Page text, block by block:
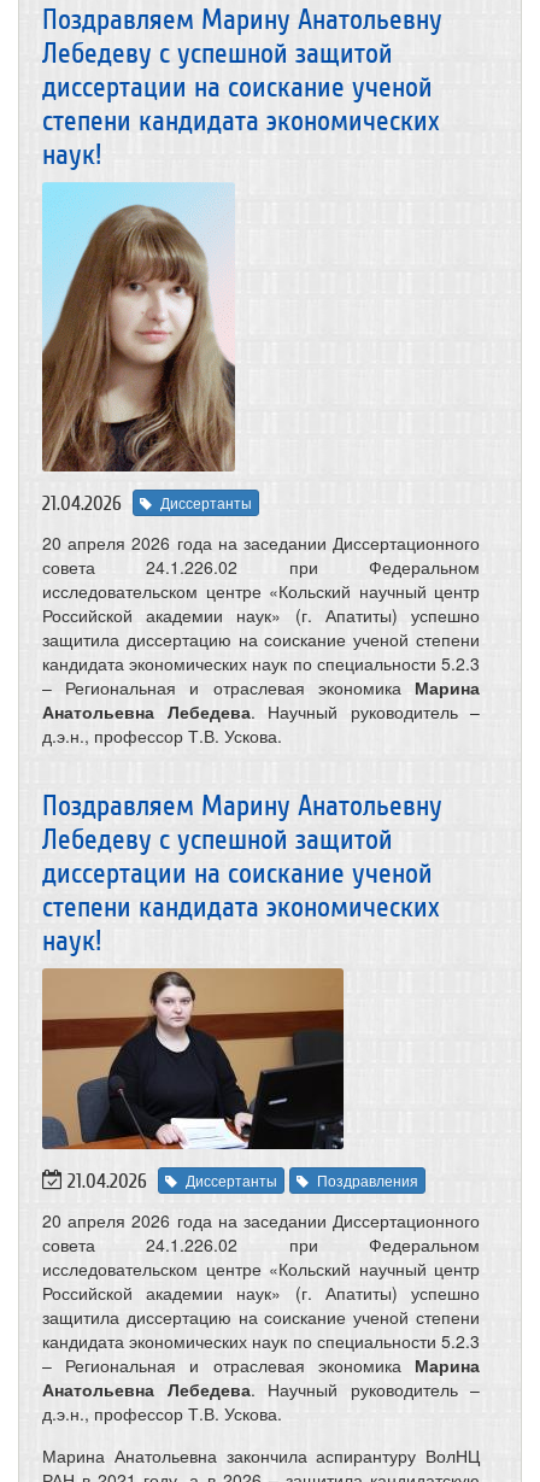
Поздравляем Марину Анатольевну
Лебедеву с успешной защитой
диссертации на соискание ученой
степени кандидата экономических
наук!
21.04.2026 Диссертанты
20 апреля 2026 года на заседании Диссертационного
совета 24.1.226.02 при Федеральном
исследовательском центре «Кольский научный центр
Российской академии наук» (г. Апатиты) успешно
защитила диссертацию на соискание ученой степени
кандидата экономических наук по специальности 5.2.3
– Региональная и отраслевая экономика Марина
Анатольевна Лебедева. Научный руководитель –
д.э.н., профессор Т.В. Ускова.
Поздравляем Марину Анатольевну
Лебедеву с успешной защитой
диссертации на соискание ученой
степени кандидата экономических
наук!
21.04.2026 Диссертанты Поздравления
20 апреля 2026 года на заседании Диссертационного
совета 24.1.226.02 при Федеральном
исследовательском центре «Кольский научный центр
Российской академии наук» (г. Апатиты) успешно
защитила диссертацию на соискание ученой степени
кандидата экономических наук по специальности 5.2.3
– Региональная и отраслевая экономика Марина
Анатольевна Лебедева. Научный руководитель –
д.э.н., профессор Т.В. Ускова.
Марина Анатольевна закончила аспирантуру ВолНЦ